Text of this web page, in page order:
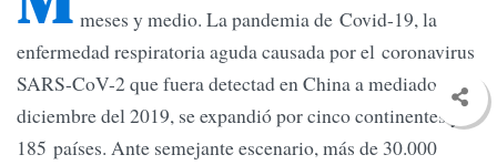
meses y medio. La pandemia de Covid-19, la
enfermedad respiratoria aguda causada por el coronavirus
SARS-CoV-2 que fuera detectad en China a mediados de
diciembre del 2019, se expandió por cinco continentes y
185 países. Ante semejante escenario, más de 30.000